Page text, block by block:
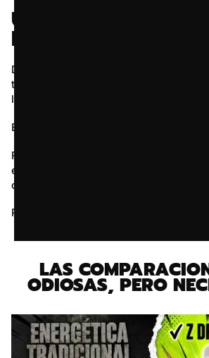
UNA ENERGÉTICA
DIFERENTE
Durante años nos han hecho creer que
tiene que ser mala de sabor, cara o
luego se convierte en bajón.
En
Fórmula limpia, sabores que de verdad
energía estable para lo que estés
o trabajo. Sin azúcar, sin gas y sin
Rendir no debería ser complicado.
LAS
ODIOSAS, PERO